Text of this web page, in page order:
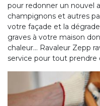
pour redonner un nouvel
champignons et autres
votre façade et la
graves à votre maison
chaleur... Ravaleur Zepp
service pour tout prendre